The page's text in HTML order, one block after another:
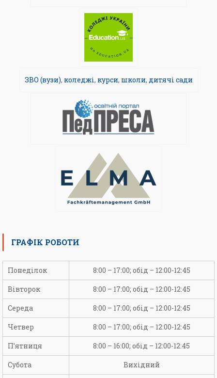
ЗВО (вузи), коледжі, курси, школи, дитячі сади
ГРАФІК РОБОТИ
Понеділок 8:00 – 17:00; обід – 12:00-12:45
Вівторок 8:00 – 17:00; обід – 12:00-12:45
Середа 8:00 – 17:00; обід – 12:00-12:45
Четвер 8:00 – 17:00; обід – 12:00-12:45
П’ятниця 8:00 – 16:00; обід – 12:00-12:45
Субота Вихідний